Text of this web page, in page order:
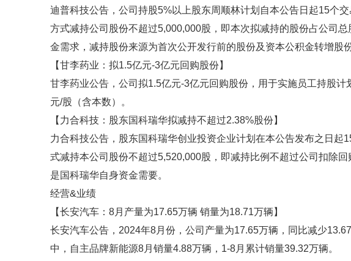
迪普科技公告，公司持股5%以上股东周顺林计划自本公告日起15个
方式减持公司股份不超过5,000,000股，即本次拟减持的股份占公司
金需求，减持股份来源为首次公开发行前的股份及资本公积金转增股份
【甘李药业：拟1.5亿元-3亿元回购股份】
甘李药业公告，公司拟1.5亿元-3亿元回购股份，用于实施员工持股
元/股（含本数）。
【力合科技：股东国科瑞华拟减持不超过2.38%股份】
力合科技公告，股东国科瑞华创业投资企业计划在本公告发布之日起
式减持本公司股份不超过5,520,000股，即减持比例不超过公司扣除
是国科瑞华自身资金需要。
经营&业绩
【长安汽车：8月产量为17.65万辆 销量为18.71万辆】
长安汽车公告，2024年8月份，公司产量为17.65万辆，同比减少
中，自主品牌新能源8月销量4.88万辆，1-8月累计销量39.32万辆。